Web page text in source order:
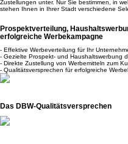
Zustellungen unter. Nur Sie bestimmen, in
stehen Ihnen in Ihrer Stadt verschiedene
Prospektverteilung,
erfolgreiche Werbekampagne
- Effektive Werbeverteilung für Ihr
- Gezielte Prospekt- und Haushaltswerbung
- Direkte Zustellung von Werbemitteln zum
- Qualitätsversprechen für erfolgreiche
Das DBW-Qualitätsversprechen